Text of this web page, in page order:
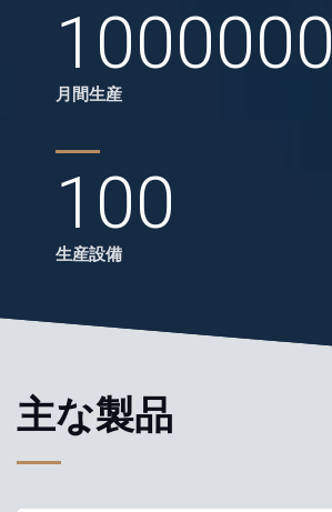
1000000
月間生産
100
生産設備
主な製品